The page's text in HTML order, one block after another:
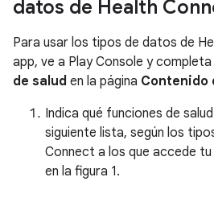
datos de Health
Para usar los tipos de datos de
app, ve a Play Console y
de salud en la página Contenido
Indica qué funciones de
siguiente lista, según los
Connect a los que accede
en la figura 1.